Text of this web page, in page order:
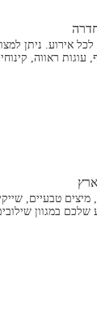
אירוע. ניתן
עוגות ראווה,
טבעיים,
במגוון